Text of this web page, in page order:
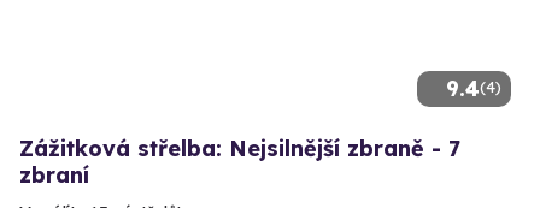
9.4(4)
Zážitková střelba: Nejsilnější zbraně - 7
zbraní